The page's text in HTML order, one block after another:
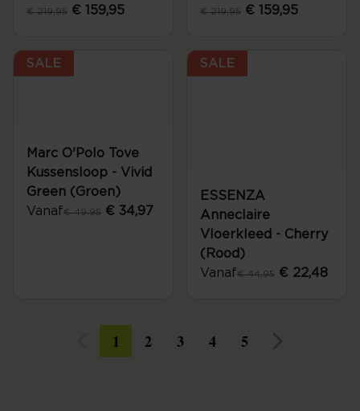
€ 219,95 € 159,95 € 219,95 € 159,95
SALE
Marc O'Polo Tove
Kussensloop - Vivid
Green (Groen)
Vanaf€ 49,95 € 34,97
SALE
ESSENZA
Anneclaire
Vloerkleed - Cherry
(Rood)
Vanaf€ 44,95 € 22,48
1 2 3 4 5